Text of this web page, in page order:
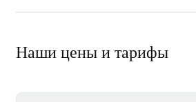
Наши цены и тарифы